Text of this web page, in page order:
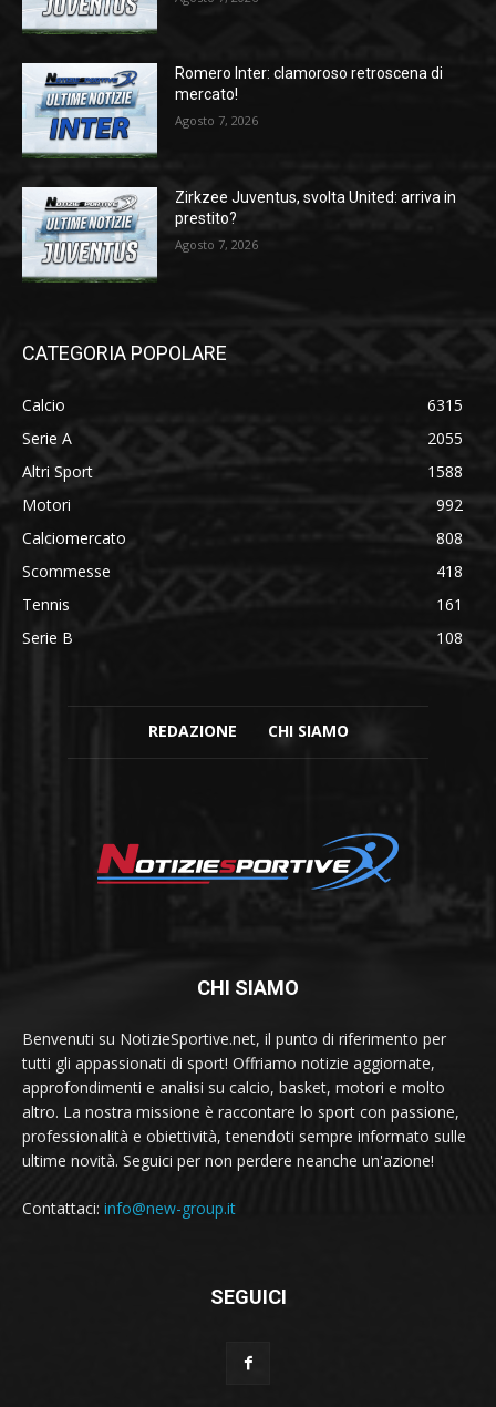
Romero Inter: clamoroso retroscena di
mercato!
Agosto 7, 2026
Zirkzee Juventus, svolta United: arriva in
prestito?
Agosto 7, 2026
CATEGORIA POPOLARE
Calcio
6315
Serie A
2055
Altri Sport
1588
Motori
992
Calciomercato
808
Scommesse
418
Tennis
161
Serie B
108
REDAZIONE CHI SIAMO
CHI SIAMO
Benvenuti su NotizieSportive.net, il punto di riferimento per
tutti gli appassionati di sport! Offriamo notizie aggiornate,
approfondimenti e analisi su calcio, basket, motori e molto
altro. La nostra missione è raccontare lo sport con passione,
professionalità e obiettività, tenendoti sempre informato sulle
ultime novità. Seguici per non perdere neanche un'azione!
Contattaci: info@new-group.it
SEGUICI